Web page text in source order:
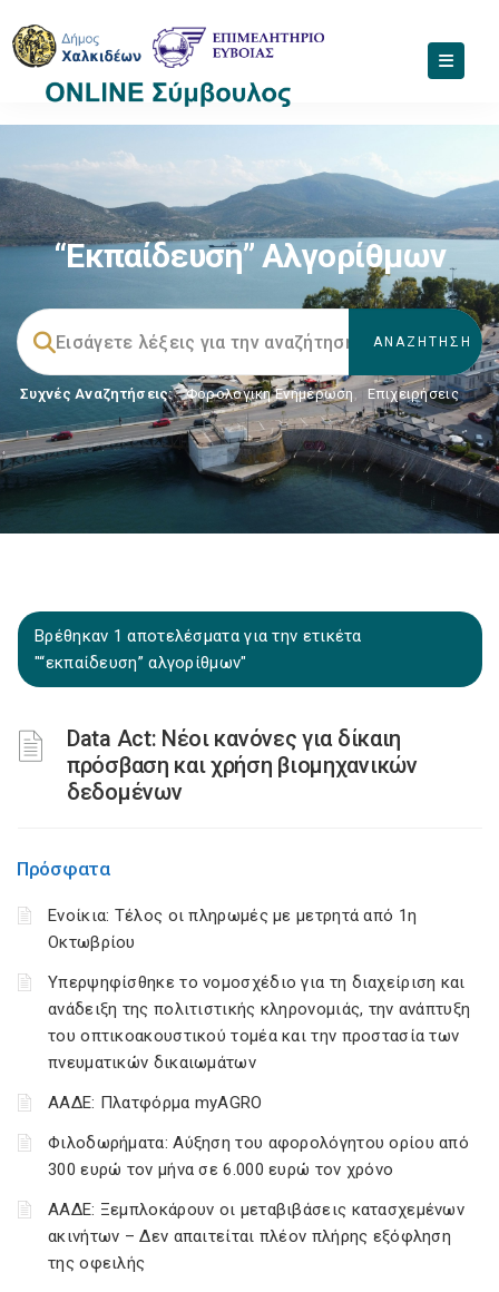
“εκπαίδευση” Αλγορίθμων
Συχνές Αναζητήσεις: Φορολογικη Ενημέρωση, Επιχειρήσεις
Βρέθηκαν 1 αποτελέσματα για την ετικέτα
"“εκπαίδευση” αλγορίθμων"
Data Act: Νέοι κανόνες για δίκαιη
πρόσβαση και χρήση βιομηχανικών
δεδομένων
Πρόσφατα
Ενοίκια: Τέλος οι πληρωμές με μετρητά από 1η
Οκτωβρίου
Υπερψηφίσθηκε το νομοσχέδιο για τη διαχείριση και
ανάδειξη της πολιτιστικής κληρονομιάς, την ανάπτυξη
του οπτικοακουστικού τομέα και την προστασία των
πνευματικών δικαιωμάτων
ΑΑΔΕ: Πλατφόρμα myAGRO
Φιλοδωρήματα: Αύξηση του αφορολόγητου ορίου από
300 ευρώ τον μήνα σε 6.000 ευρώ τον χρόνο
ΑΑΔΕ: Ξεμπλοκάρουν οι μεταβιβάσεις κατασχεμένων
ακινήτων – Δεν απαιτείται πλέον πλήρης εξόφληση
της οφειλής